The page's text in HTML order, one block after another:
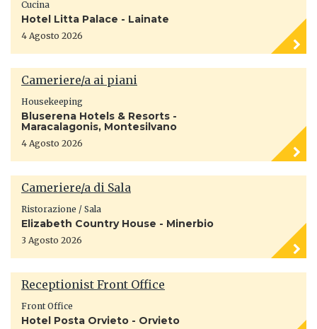
Cucina
Hotel Litta Palace - Lainate
4 Agosto 2026
Cameriere/a ai piani
Housekeeping
Bluserena Hotels & Resorts -
Maracalagonis, Montesilvano
4 Agosto 2026
Cameriere/a di Sala
Ristorazione / Sala
Elizabeth Country House - Minerbio
3 Agosto 2026
Receptionist Front Office
Front Office
Hotel Posta Orvieto - Orvieto